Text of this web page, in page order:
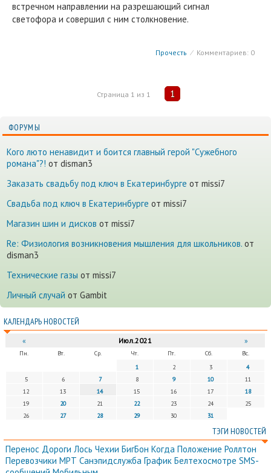
встречном направлении на разрешающий сигнал
светофора и совершил с ним столкновение.
Прочесть ⁄ Комментариев: 0
Страница 1 из 1 1
ФОРУМЫ
Кого люто ненавидит и боится главный герой "Сужебного
романа"?! от disman3
Заказать свадьбу под ключ в Екатеринбурге от missi7
Cвадьба под ключ в Екатеринбурге от missi7
Магазин шин и дисков от missi7
Re: Физиология возникновения мышления для школьников. от
disman3
Технические газы от missi7
Личный случай от Gambit
КАЛЕНДАРЬ НОВОСТЕЙ
« Июл.2021 »
Пн. Вт. Ср. Чт. Пт. Сб.
Вс.
1
2 3
4
5
6 7 8 9 10
11
12
13 14 15 16 17
18
19
20 21 22 23 24
25
26
27 28 29 30 31
ТЭГИ НОВОСТЕЙ
Перенос Дороги Лось Чехии БигБон Когда Положение Роллтон
Перевозчики МРТ Санэпидслужба График Белтехосмотре SMS-